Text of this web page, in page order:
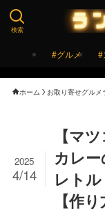
検索
#グルメ #
ホーム お取り寄せグルメ
【マ
カレ
レト
【作
2025
4/14